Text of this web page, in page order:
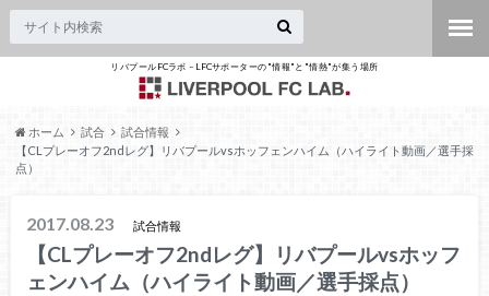
リバプールFCラボ – LFCサポーターの"情報"と"情熱"が集う場所
ホーム 試合
試合情報
【CLプレーオフ2ndレグ】リバプールvsホッフェンハイム（ハイライト動画／選手採
点）
2017.08.23 試合情報
【CLプレーオフ2ndレグ】リバプールvsホッフ
ェンハイム（ハイライト動画／選手採点）